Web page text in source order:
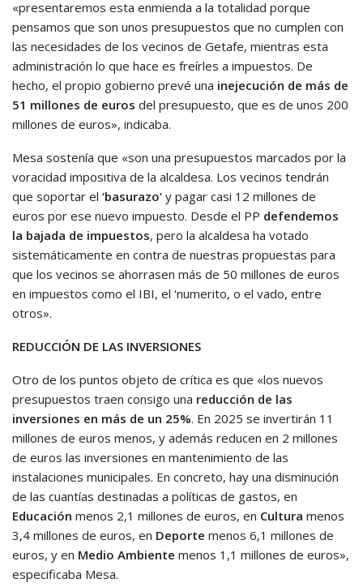
«presentaremos esta enmienda a la totalidad porque
pensamos que son unos presupuestos que no cumplen con
las necesidades de los vecinos de Getafe, mientras esta
administración lo que hace es freírles a impuestos. De
hecho, el propio gobierno prevé una inejecución de más de
51 millones de euros del presupuesto, que es de unos 200
millones de euros», indicaba.
Mesa sostenía que «son una presupuestos marcados por la
voracidad impositiva de la alcaldesa. Los vecinos tendrán
que soportar el ‘basurazo’ y pagar casi 12 millones de
euros por ese nuevo impuesto. Desde el PP defendemos
la bajada de impuestos, pero la alcaldesa ha votado
sistemáticamente en contra de nuestras propuestas para
que los vecinos se ahorrasen más de 50 millones de euros
en impuestos como el IBI, el ‘numerito, o el vado, entre
otros».
REDUCCIÓN DE LAS INVERSIONES
Otro de los puntos objeto de crítica es que «los nuevos
presupuestos traen consigo una reducción de las
inversiones en más de un 25%. En 2025 se invertirán 11
millones de euros menos, y además reducen en 2 millones
de euros las inversiones en mantenimiento de las
instalaciones municipales. En concreto, hay una disminución
de las cuantías destinadas a políticas de gastos, en
Educación menos 2,1 millones de euros, en Cultura menos
3,4 millones de euros, en Deporte menos 6,1 millones de
euros, y en Medio Ambiente menos 1,1 millones de euros»,
especificaba Mesa.